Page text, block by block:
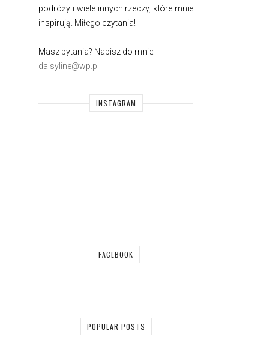
podróży i wiele innych rzeczy, które mnie
inspirują. Miłego czytania!
Masz pytania? Napisz do mnie:
daisyline@wp.pl
INSTAGRAM
FACEBOOK
POPULAR POSTS